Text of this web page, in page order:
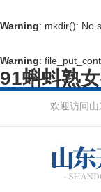
Warning: mkdir(): No
Warning:
91蝌蚪熟
欢迎访问